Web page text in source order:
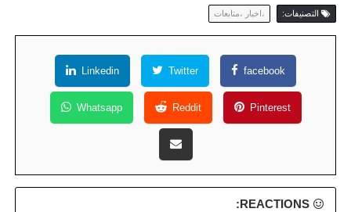
التصنيفات: ،اخبار ،متابعات
facebook
Twitter
Linkedin
Pinterest
Reddit
Whatsapp
REACTIONS: